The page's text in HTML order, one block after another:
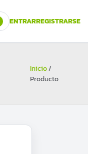
ENTRARREGISTRARSE
Inicio/
Producto